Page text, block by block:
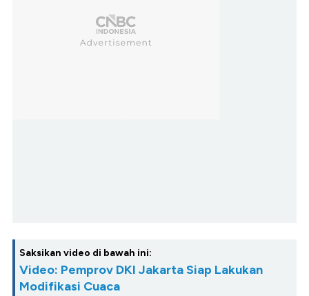
Saksikan video di bawah ini:
Video: Pemprov DKI Jakarta Siap Lakukan
Modifikasi Cuaca